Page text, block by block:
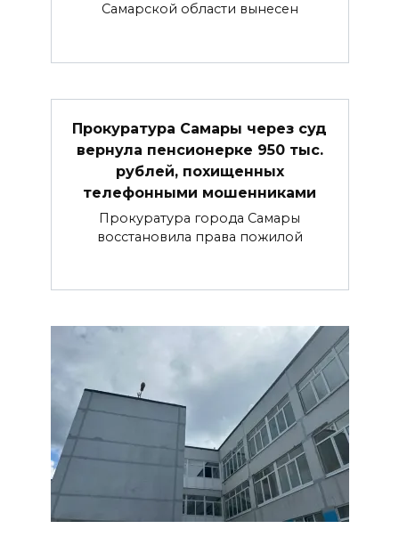
Самарской области вынесен
Прокуратура Самары через суд
вернула пенсионерке 950 тыс.
рублей, похищенных
телефонными мошенниками
Прокуратура города Самары
восстановила права пожилой